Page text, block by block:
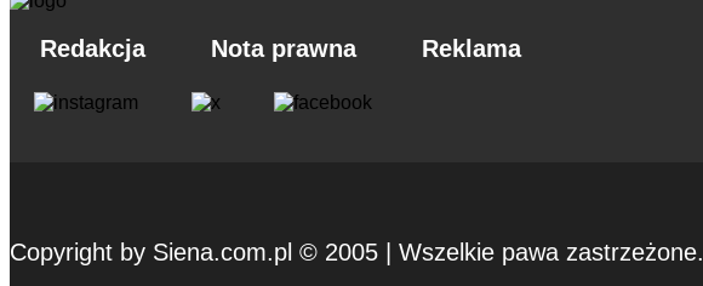
Redakcja Nota prawna Reklama
Copyright by Siena.com.pl © 2005 | Wszelkie pawa zastrzeżone.